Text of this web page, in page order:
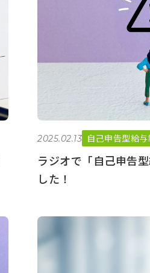
2025.02.13 自己申告型給
ラジオで「自己申告
した！